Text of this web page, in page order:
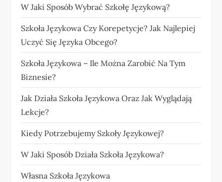
W Jaki Sposób Wybrać Szkołę Językową?
Szkoła Językowa Czy Korepetycje? Jak Najlepiej
Uczyć Się Języka Obcego?
Szkoła Językowa – Ile Można Zarobić Na Tym
Biznesie?
Jak Działa Szkoła Językowa Oraz Jak Wyglądają
Lekcje?
Kiedy Potrzebujemy Szkoły Językowej?
W Jaki Sposób Działa Szkoła Językowa?
Własna Szkoła Językowa